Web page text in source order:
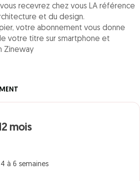
vous recevrez chez vous LA référence
et du design.
votre abonnement vous donne
votre titre sur smartphone et
Zineway
mois
à 6 semaines